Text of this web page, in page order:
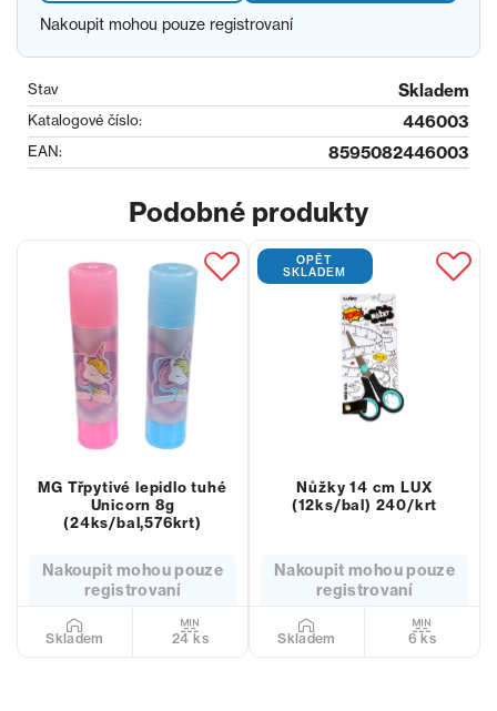
Nakoupit mohou pouze registrovaní
Stav Skladem
Katalogové číslo: 446003
EAN: 8595082446003
Podobné produkty
MG Třpytivé lepidlo tuhé
Unicorn 8g
(24ks/bal,576krt)
Nakoupit mohou pouze
registrovaní
Skladem 24 ks
OPĚT
SKLADEM
Nůžky 14 cm LUX
(12ks/bal) 240/krt
Nakoupit mohou pouze
registrovaní
Skladem 6 ks